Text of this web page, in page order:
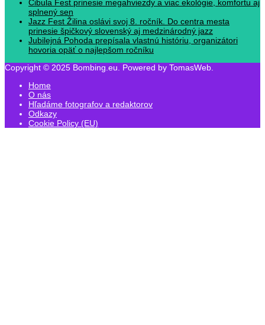
Cibula Fest prinesie megahviezdy a viac ekológie, komfortu aj
splnený sen
Jazz Fest Žilina oslávi svoj 8. ročník. Do centra mesta
prinesie špičkový slovenský aj medzinárodný jazz
Jubilejná Pohoda prepísala vlastnú históriu, organizátori
hovoria opäť o najlepšom ročníku
Copyright © 2025 Bombing.eu. Powered by TomasWeb.
Home
O nás
Hľadáme fotografov a redaktorov
Odkazy
Cookie Policy (EU)